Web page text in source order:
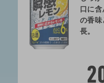
口に
の香味
長。